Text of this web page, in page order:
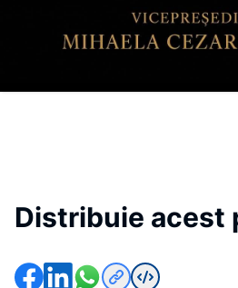
Distribuie acest